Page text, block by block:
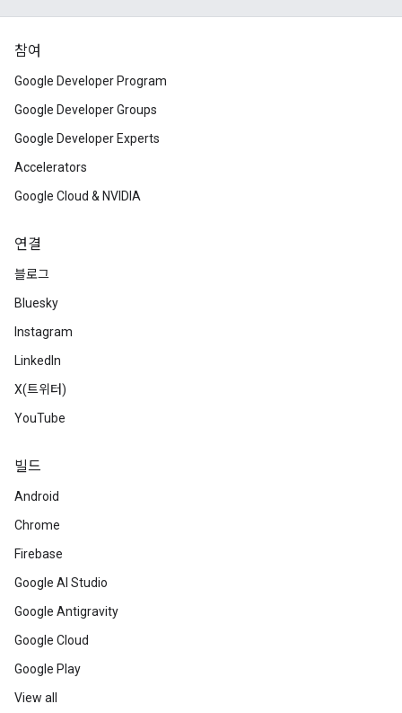
참여
Google Developer Program
Google Developer Groups
Google Developer Experts
Accelerators
Google Cloud & NVIDIA
연결
블로그
Bluesky
Instagram
LinkedIn
X(트위터)
YouTube
빌드
Android
Chrome
Firebase
Google AI Studio
Google Antigravity
Google Cloud
Google Play
View all